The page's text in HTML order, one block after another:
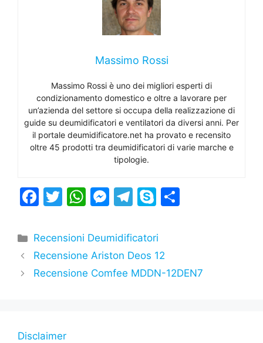
Massimo Rossi
Massimo Rossi è uno dei migliori esperti di
condizionamento domestico e oltre a lavorare per
un’azienda del settore si occupa della realizzazione di
guide su deumidificatori e ventilatori da diversi anni. Per
il portale deumidificatore.net ha provato e recensito
oltre 45 prodotti tra deumidificatori di varie marche e
tipologie.
F
c
e
b
k
T
itt
er
W
at
s
A
M
s
s
e
T
e
gr
a
S
y
p
e vi
Categorie
Recensioni Deumidificatori
Recensione Ariston Deos 12
Recensione Comfee MDDN-12DEN7
Disclaimer